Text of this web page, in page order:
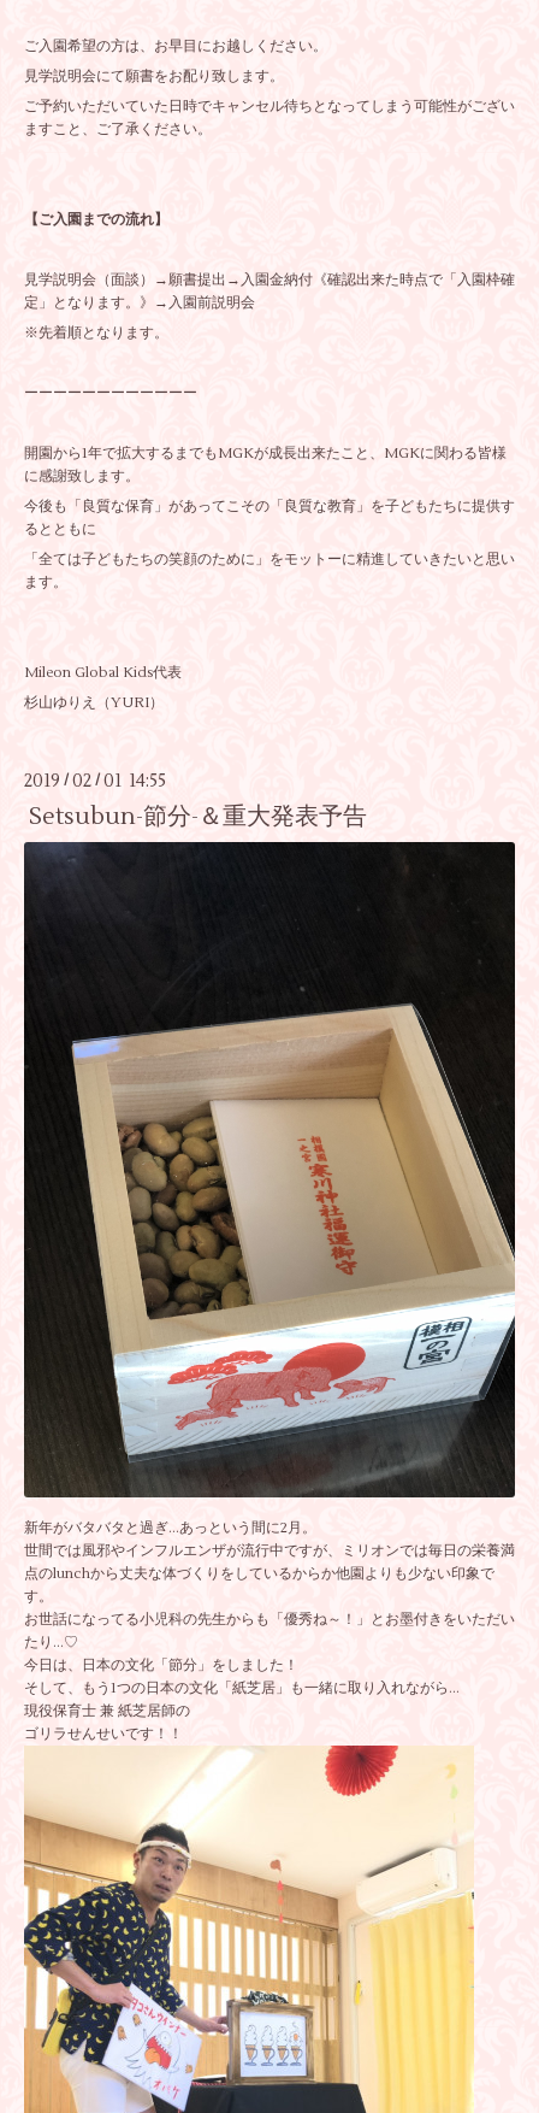
ご入園希望の方は、お早目にお越しください。
見学説明会にて願書をお配り致します。
ご予約いただいていた日時でキャンセル待ちとなってしまう可能性がござい
ますこと、ご了承ください。
【ご入園までの流れ】
見学説明会（面談）→願書提出→入園金納付《確認出来た時点で「入園枠確
定」となります。》→入園前説明会
※先着順となります。
ーーーーーーーーーーーー
開園から1年で拡大するまでもMGKが成長出来たこと、MGKに関わる皆様
に感謝致します。
今後も「良質な保育」があってこその「良質な教育」を子どもたちに提供す
るとともに
「全ては子どもたちの笑顔のために」をモットーに精進していきたいと思い
ます。
Mileon Global Kids代表
杉山ゆりえ（YURI）
2019 / 02 /01 14:55
Setsubun-節分-＆重大発表予告
新年がバタバタと過ぎ…あっという間に2月。
世間では風邪やインフルエンザが流行中ですが、ミリオンでは毎日の栄養満
点のlunchから丈夫な体づくりをしているからか他園よりも少ない印象で
す。
お世話になってる小児科の先生からも「優秀ね～！」とお墨付きをいただい
たり…♡
今日は、日本の文化「節分」をしました！
そして、もう1つの日本の文化「紙芝居」も一緒に取り入れながら…
現役保育士 兼 紙芝居師の
ゴリラせんせいです！！